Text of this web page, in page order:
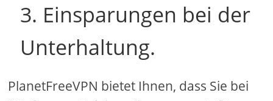
3. Einsparungen bei der
Unterhaltung.
PlanetFreeVPN bietet Ihnen, dass Sie bei